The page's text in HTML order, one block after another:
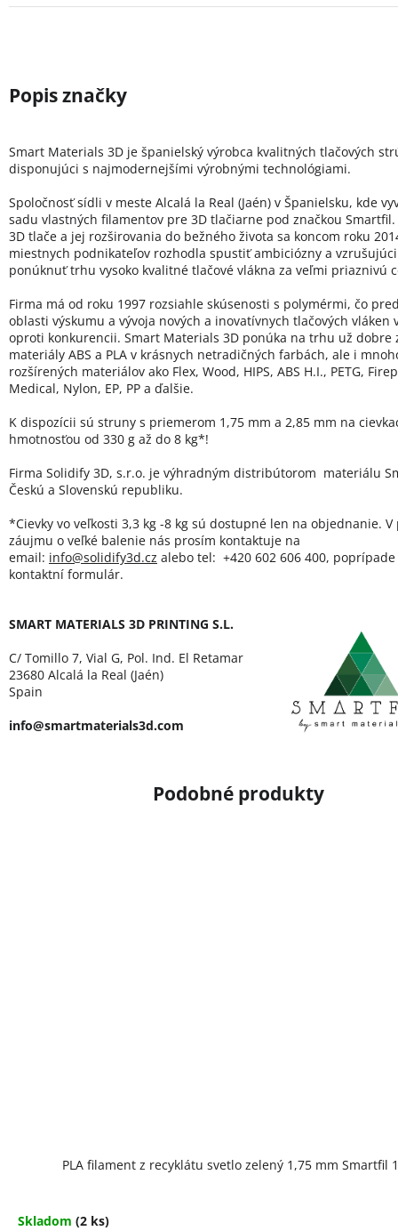
PLA filament z recyklátu svetlo zelený 1,75 mm Smartfil
Skladom (2 ks)
Smart Materials 3D je španielský výrobca kvalitných tlačových
disponujúci s najmodernejšími výrobnými technológiami.
Spoločnosť sídli v meste Alcalá la Real (Jaén) v Španielsku, kde
sadu vlastných filamentov pre 3D tlačiarne pod značkou Smartfil.
3D tlače a jej rozširovania do bežného života sa koncom roku
miestnych podnikateľov rozhodla spustiť ambiciózny a
ponúknuť trhu vysoko kvalitné tlačové vlákna za veľmi priaznivú
Firma má od roku 1997 rozsiahle skúsenosti s polymérmi, čo
oblasti výskumu a vývoja nových a inovatívnych tlačových vláken
oproti konkurencii. Smart Materials 3D ponúka na trhu už dobre
materiály ABS a PLA v krásnych netradičných farbách, ale i
rozšírených materiálov ako Flex, Wood, HIPS, ABS H.I., PETG,
Medical, Nylon, EP, PP a ďalšie.
K dispozícii sú struny s priemerom 1,75 mm a 2,85 mm na
hmotnosťou od 330 g až do 8 kg*!
Firma Solidify 3D, s.r.o. je výhradným distribútorom materiálu
Českú a Slovenskú republiku.
*Cievky vo veľkosti 3,3 kg -8 kg sú dostupné len na objednanie.
záujmu o veľké balenie nás prosím kontaktuje na
email: info@solidify3d.cz alebo tel: +420 602 606 400,
kontaktní formulár.
SMART MATERIALS 3D PRINTING S.L.
C/ Tomillo 7, Vial G, Pol. Ind. El Retamar
23680 Alcalá la Real (Jaén)
Spain
info@smartmaterials3d.com